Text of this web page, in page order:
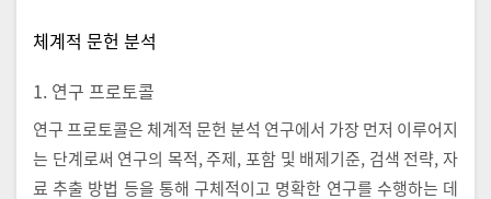
체계적 문헌 분석
1. 연구 프로토콜
연구 프로토콜은 체계적 문헌 분석 연구에서 가장 먼저 이루어지
는 단계로써 연구의 목적, 주제, 포함 및 배제기준, 검색 전략, 자
료 추출 방법 등을 통해 구체적이고 명확한 연구를 수행하는 데